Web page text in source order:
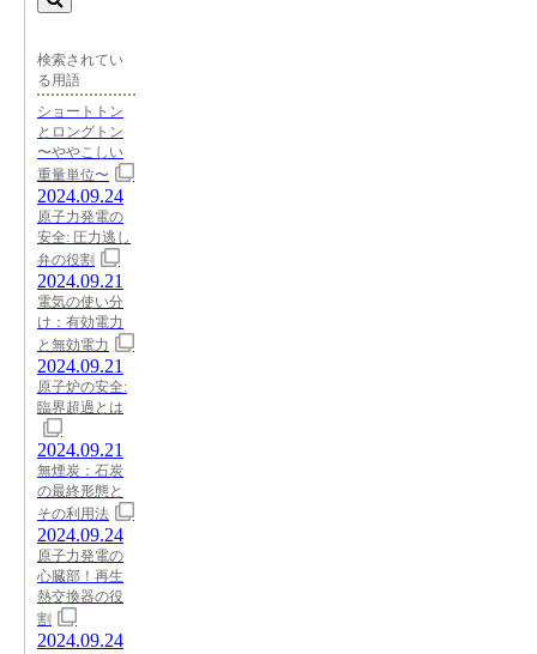
検索されてい
る用語
ショートトン
とロングトン
〜ややこしい
重量単位〜
2024.09.24
原子力発電の
安全: 圧力逃し
弁の役割
2024.09.21
電気の使い分
け：有効電力
と無効電力
2024.09.21
原子炉の安全:
臨界超過とは
2024.09.21
無煙炭：石炭
の最終形態と
その利用法
2024.09.24
原子力発電の
心臓部！再生
熱交換器の役
割
2024.09.24